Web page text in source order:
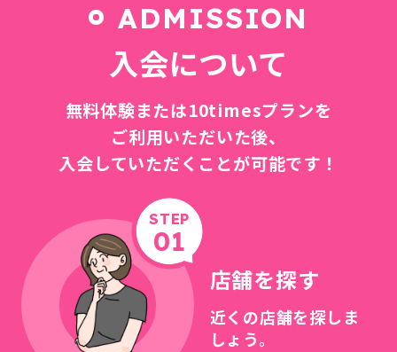
ADMISSION
入会について
無料体験または10timesプランを
ご利用いただいた後、
入会していただくことが可能です！
STEP
01
店舗を探す
近くの店舗を探しま
しょう。